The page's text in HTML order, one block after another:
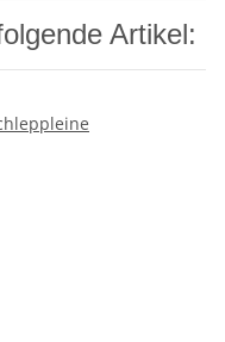
Artikel: